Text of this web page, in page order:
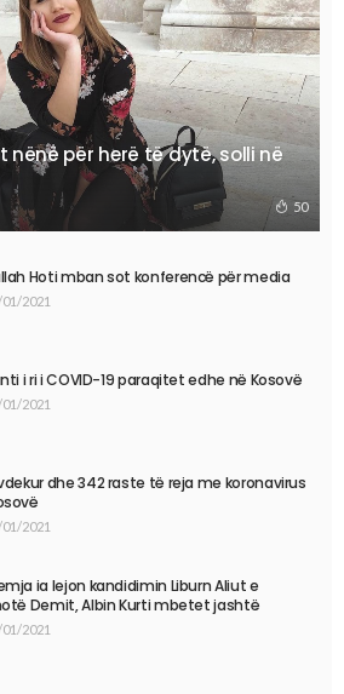
nënë për herë të dytë, solli në
50
Hoti mban sot konferencë për media
2021
i ri i COVID-19 paraqitet edhe në Kosovë
2021
dhe 342 raste të reja me koronavirus
2021
ia lejon kandidimin Liburn Aliut e
Demit, Albin Kurti mbetet jashtë
2021